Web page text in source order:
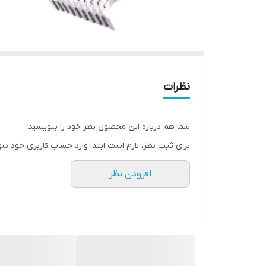
نظرات
شما هم درباره این محصول نظر خود را بنویسید.
برای ثبت نظر، لازم است ابتدا وارد حساب کاربری خود
افزودن نظر